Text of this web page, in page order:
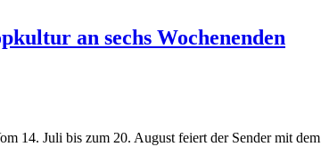
an sechs Wochenenden
14. Juli bis zum 20. August feiert der Sender mit dem